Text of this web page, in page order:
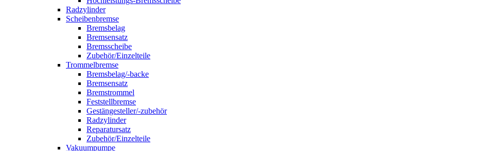
Radzylinder
Scheibenbremse
Bremsbelag
Bremsensatz
Bremsscheibe
Zubehör/Einzelteile
Trommelbremse
Bremsbelag/-backe
Bremsensatz
Bremstrommel
Feststellbremse
Gestängesteller/-zubehör
Radzylinder
Reparatursatz
Zubehör/Einzelteile
Vakuumpumpe